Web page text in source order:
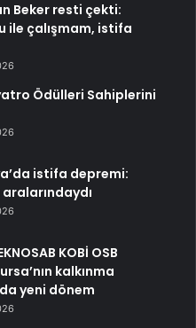
Beker resti çekti:
ile çalışmam, istifa
Ödülleri Sahiplerini
istifa depremi:
KOBİ OSB
kalkınma
yeni dönem